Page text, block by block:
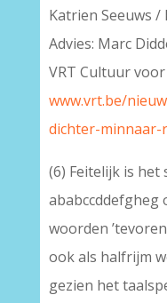
Katrien Seeuws
Advies: Marc
VRT Cultuur voor
www.vrt.be/
dichter-minnaar-
(6) Feitelijk is het
ababccddefgheg
woorden
ook als halfrijm
gezien het